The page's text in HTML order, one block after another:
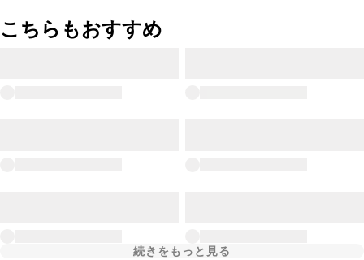
こちらもおすすめ
続きをもっと見る